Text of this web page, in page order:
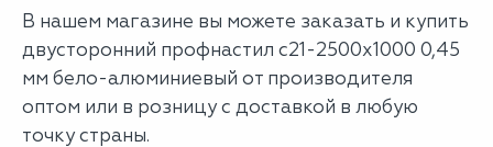
В нашем магазине вы можете заказать и купить
двусторонний профнастил с21-2500х1000 0,45
мм бело-алюминиевый от производителя
оптом или в розницу с доставкой в любую
точку страны.